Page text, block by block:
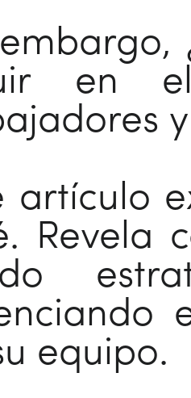
en
artículo
Revela
equipo.